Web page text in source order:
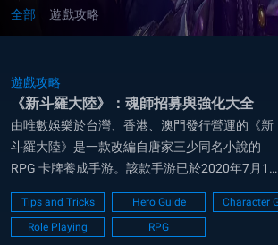
全部 遊戲攻略
遊戲攻略
《新斗羅大陸》：魂師招募與強化大全
由唯數娛樂於台灣、香港、澳門發行營運的《新
斗羅大陸》是一款改編自唐家三少同名小說的
RPG 卡牌養成手游。該款手游已於2020年7月14
日宣布在雙平台正式上線。該款手游改編自2008
年出版的著名網路小說《斗羅大陸》，搭配經典
的闖關機制以及各種新奇的功能，讓玩家能夠原
Tips and Tricks Hero Guide
Role Playing
RPG